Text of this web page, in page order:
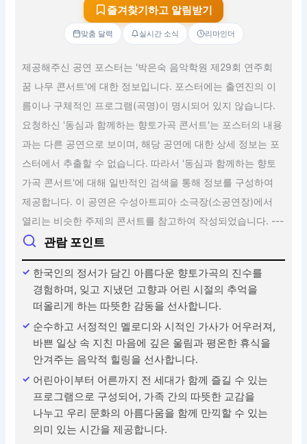
즐겨찾기하고 알림받기
맞춤 달력 실시간 소식 리마인더
제공해주신 공연 포스터는 '박은숙 음악학원 제29회 연주회
꿈 나무 콘서트'에 대한 정보입니다. 포스터에는 출연진의 이
름이나 구체적인 프로그램(곡명)이 명시되어 있지 않습니다.
요청하신 '동심과 함께하는 향토가곡 콘서트'는 포스터의 내용
과는 다른 공연으로 보이며, 해당 공연에 대한 상세 정보는 포
스터에서 추출할 수 없습니다. 따라서 '동심과 함께하는 향토
가곡 콘서트'에 대해 일반적인 검색을 통해 정보를 구성하여
제공합니다. 이 공연은 수성아트피아 소극장(소공연장)에서
열리는 비슷한 주제의 콘서트를 참고하여 작성되었습니다. ---
관람 포인트
한국인의 정서가 담긴 아름다운 향토가곡의 진수를
경험하며, 잊고 지냈던 고향과 어린 시절의 추억을
떠올리게 하는 따뜻한 감동을 선사합니다.
순수하고 서정적인 멜로디와 시적인 가사가 어우러져,
바쁜 일상 속 지친 마음에 깊은 울림과 평온한 휴식을
안겨주는 음악적 힐링을 선사합니다.
어린아이부터 어른까지 전 세대가 함께 즐길 수 있는
프로그램으로 구성되어, 가족 간의 따뜻한 교감을
나누고 우리 문화의 아름다움을 함께 만끽할 수 있는
의미 있는 시간을 제공합니다.